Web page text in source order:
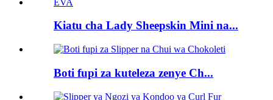
Kiatu cha Lady Sheepskin Mini na...
Boti fupi za kuteleza zenye Ch...